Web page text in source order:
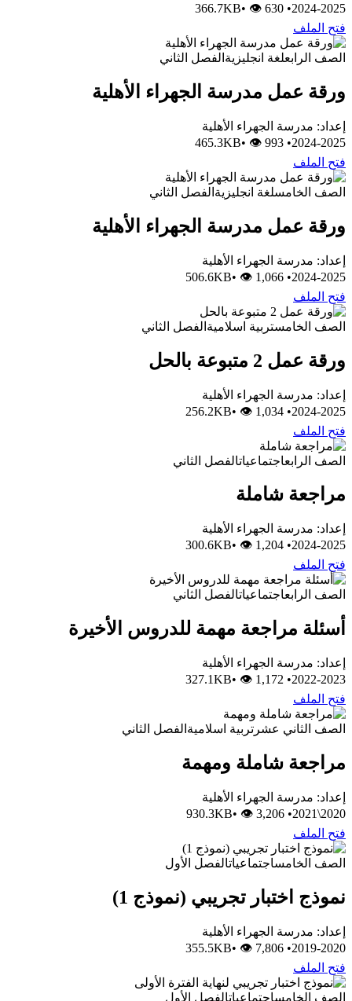
2024-2025
•
366.7KB
• 👁 630
فتح الملف
الصف الرابعلغة انجليزيةالفصل الثاني
ورقة عمل مدرسة الجهراء الأهلية
إعداد: مدرسة الجهراء الأهلية
2024-2025
•
465.3KB
• 👁 993
فتح الملف
الصف الخامسلغة انجليزيةالفصل الثاني
ورقة عمل مدرسة الجهراء الأهلية
إعداد: مدرسة الجهراء الأهلية
2024-2025
•
506.6KB
• 👁 1,066
فتح الملف
الصف الخامستربية اسلاميةالفصل الثاني
ورقة عمل 2 متبوعة بالحل
إعداد: مدرسة الجهراء الأهلية
2024-2025
•
256.2KB
• 👁 1,034
فتح الملف
الصف الرابعاجتماعياتالفصل الثاني
مراجعة شاملة
إعداد: مدرسة الجهراء الأهلية
2024-2025
•
300.6KB
• 👁 1,204
فتح الملف
الصف الرابعاجتماعياتالفصل الثاني
أسئلة مراجعة مهمة للدروس الأخيرة
إعداد: مدرسة الجهراء الأهلية
2022-2023
•
327.1KB
• 👁 1,172
فتح الملف
الصف الثاني عشر تربية اسلاميةالفصل الثاني
مراجعة شاملة ومهمة
إعداد: مدرسة الجهراء الأهلية
2020\2021
•
930.3KB
• 👁 3,206
فتح الملف
الصف الخامساجتماعياتالفصل الأول
نموذج اختبار تجريبي (نموذج 1)
إعداد: مدرسة الجهراء الأهلية
2019-2020
•
355.5KB
• 👁 7,806
فتح الملف
الصف الخامساجتماعياتالفصل الأول